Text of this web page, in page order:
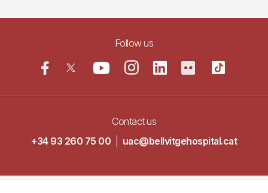
Follow us
Contact us
+34 93 260 75 00
uac@bellvitgehospital.cat